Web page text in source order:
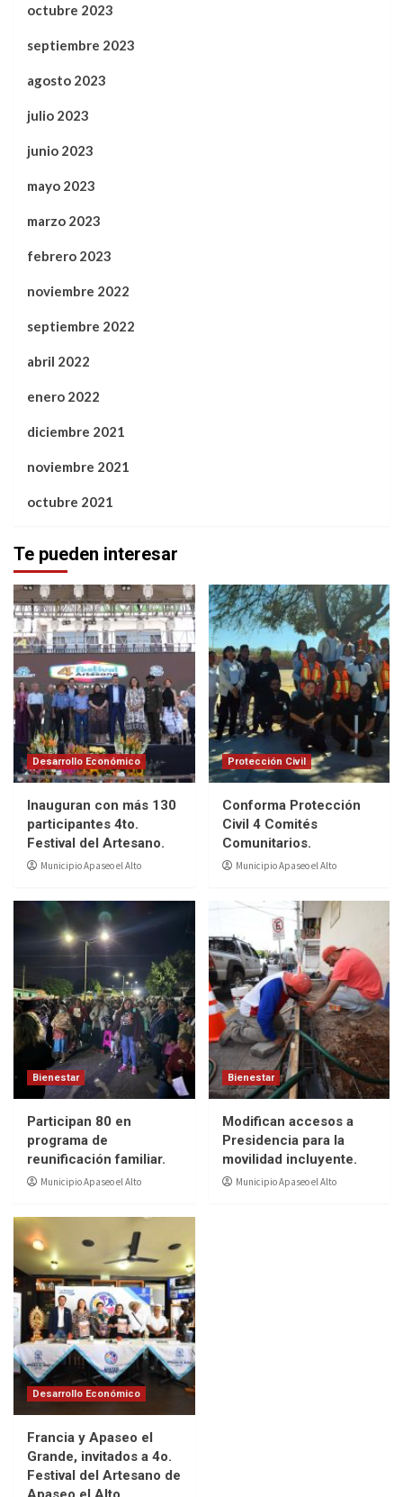
octubre 2023
septiembre 2023
agosto 2023
julio 2023
junio 2023
mayo 2023
marzo 2023
febrero 2023
noviembre 2022
septiembre 2022
abril 2022
enero 2022
diciembre 2021
noviembre 2021
octubre 2021
Te pueden interesar
Desarrollo Económico
Inauguran con más 130
participantes 4to.
Festival del Artesano.
Municipio Apaseo el Alto
Protección Civil
Conforma Protección
Civil 4 Comités
Comunitarios.
Municipio Apaseo el Alto
Bienestar
Participan 80 en
programa de
reunificación familiar.
Municipio Apaseo el Alto
Bienestar
Modifican accesos a
Presidencia para la
movilidad incluyente.
Municipio Apaseo el Alto
Desarrollo Económico
Francia y Apaseo el
Grande, invitados a 4o.
Festival del Artesano de